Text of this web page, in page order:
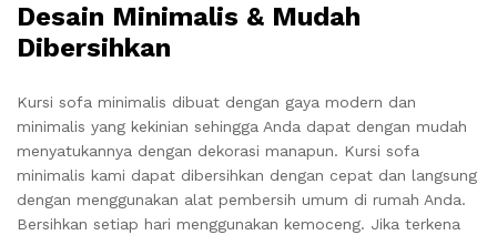
Desain Minimalis & Mudah
Dibersihkan
Kursi sofa minimalis dibuat dengan gaya modern dan
minimalis yang kekinian sehingga Anda dapat dengan mudah
menyatukannya dengan dekorasi manapun. Kursi sofa
minimalis kami dapat dibersihkan dengan cepat dan langsung
dengan menggunakan alat pembersih umum di rumah Anda.
Bersihkan setiap hari menggunakan kemoceng. Jika terkena